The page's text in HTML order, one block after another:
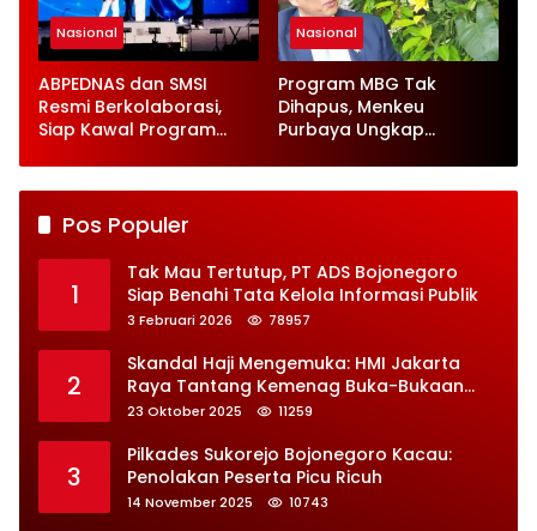
Nasional
ABPEDNAS dan SMSI
Resmi Berkolaborasi,
Siap Kawal Program
Nasional
Program MBG Tak
Dihapus, Menkeu
Purbaya Ungkap
besaran
Pos Populer
1
Tak Mau Tertutup, PT ADS Bojonegoro
Siap Benahi Tata Kelola Informasi Publik
3 Februari 2026 78957
2
Skandal Haji Mengemuka: HMI Jakarta
Raya Tantang Kemenag Buka-Bukaan
Soal Kontrak Syarekah Bermasalah
23 Oktober 2025 11259
3
Pilkades Sukorejo Bojonegoro Kacau:
Penolakan Peserta Picu Ricuh
14 November 2025 10743